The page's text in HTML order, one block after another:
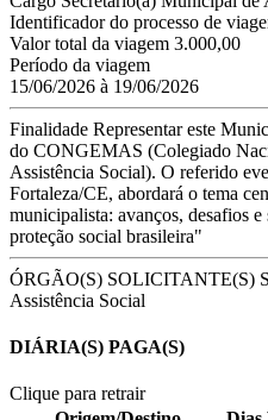
Identificador do processo de
Valor total da viagem 3.000,00
Período da viagem
15/06/2026 à 19/06/2026
Finalidade Representar este
do CONGEMAS (Colegiado
Assistência Social). O referido
Fortaleza/CE, abordará o tema
municipalista: avanços, desafios
proteção social brasileira"
ÓRGÃO(S) SOLICITANTE(S)
Assistência Social
DIÁRIA(S) PAGA(S)
Clique para retrair